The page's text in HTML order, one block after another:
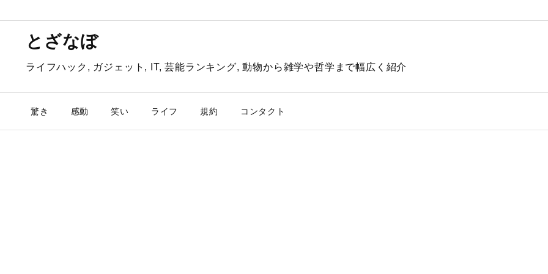
とざなぼ
ライフハック, ガジェット, IT, 芸能ランキング, 動物から雑学や哲学まで幅広く紹介
驚き 感動 笑い ライフ 規約 コンタクト